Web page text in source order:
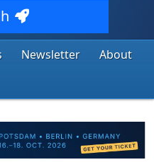
Newsletter
About